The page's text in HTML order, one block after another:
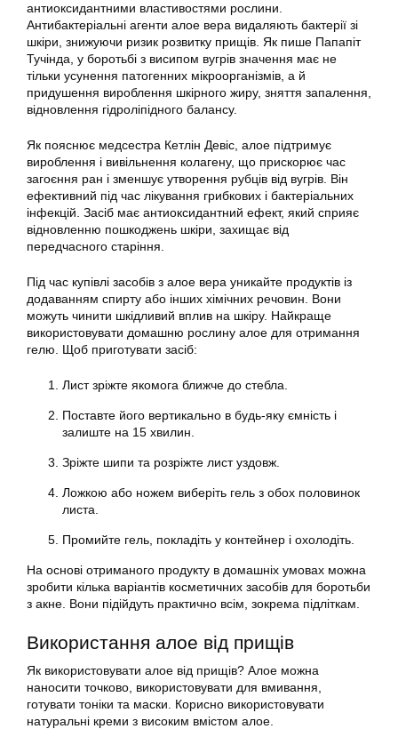
антиоксидантними властивостями рослини.
Антибактеріальні агенти алое вера видаляють бактерії зі
шкіри, знижуючи ризик розвитку прищів. Як пише Папапіт
Тучінда, у боротьбі з висипом вугрів значення має не
тільки усунення патогенних мікроорганізмів, а й
придушення вироблення шкірного жиру, зняття запалення,
відновлення гідроліпідного балансу.
Як пояснює медсестра Кетлін Девіс, алое підтримує
вироблення і вивільнення колагену, що прискорює час
загоєння ран і зменшує утворення рубців від вугрів. Він
ефективний під час лікування грибкових і бактеріальних
інфекцій. Засіб має антиоксидантний ефект, який сприяє
відновленню пошкоджень шкіри, захищає від
передчасного старіння.
Під час купівлі засобів з алое вера уникайте продуктів із
додаванням спирту або інших хімічних речовин. Вони
можуть чинити шкідливий вплив на шкіру. Найкраще
використовувати домашню рослину алое для отримання
гелю. Щоб приготувати засіб:
Лист зріжте якомога ближче до стебла.
Поставте його вертикально в будь-яку ємність і
залиште на 15 хвилин.
Зріжте шипи та розріжте лист уздовж.
Ложкою або ножем виберіть гель з обох половинок
листа.
Промийте гель, покладіть у контейнер і охолодіть.
На основі отриманого продукту в домашніх умовах можна
зробити кілька варіантів косметичних засобів для боротьби
з акне. Вони підійдуть практично всім, зокрема підліткам.
Використання алое від прищів
Як використовувати алое від прищів? Алое можна
наносити точково, використовувати для вмивання,
готувати тоніки та маски. Корисно використовувати
натуральні креми з високим вмістом алое.